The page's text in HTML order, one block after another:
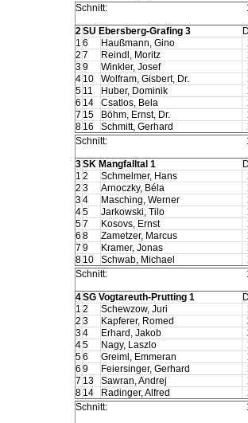
Schnitt:
2 SU Ebersberg-Grafing 3
1 6 Haußmann, Gino
2 7 Reindl, Moritz
39 Winkler, Josef
4 10 Wolfram, Gisbert, Dr.
5 11 Huber, Dominik
6 14 Csatlos, Bela
7 15 Böhm, Ernst, Dr.
8 16 Schmitt, Gerhard
Schnitt:
3SK Mangfalltal 1
1 2 Schmelmer, Hans
2 3 Arnoczky, Béla
34 Masching, Werner
45 Jarkowski, Tilo
57 Kosovs, Ernst
6 8 Zametzer, Marcus
7 9 Kramer, Jonas
8 10 Schwab, Michael
Schnitt:
4SG Vogtareuth-Prutting 1
1 2 Schewzow, Juri
2 3 Kapferer, Romed
34 Erhard, Jakob
45 Nagy, Laszlo
56 Greiml, Emmeran
6 9 Feiersinger, Gerhard
7 13 Sawran, Andrej
8 14 Radinger, Alfred
Schnitt: